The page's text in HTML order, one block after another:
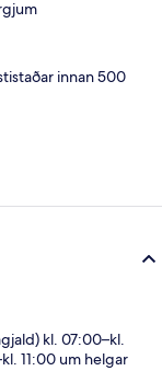
innan 500
kl. 07:00–kl.
11:00 um helgar